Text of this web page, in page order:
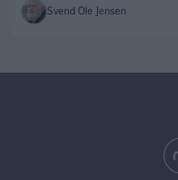
Svend Ole Jensen